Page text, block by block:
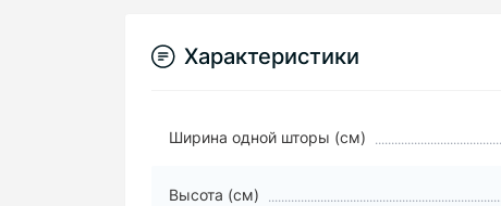
Характеристики
Ширина одной шторы (см)
Высота (см)